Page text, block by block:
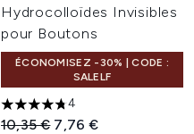
Hydrocolloïdes Invisibles
pour Boutons
ÉCONOMISEZ -30% | CODE :
SALELF
4.75 étoiles sur un maximum
4
Prix de vente :
10,35 € Prix ​​actuel :
7,76 €